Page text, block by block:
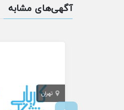
آگهی‌های مشابه
تهران